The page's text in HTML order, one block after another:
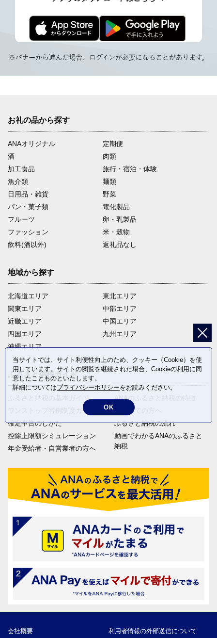
お礼の品から探す
ANAオリジナル
定期便
酒
肉類
加工食品
旅行・宿泊・体験
魚介類
麺類
日用品・雑貨
野菜
パン・菓子類
電化製品
フルーツ
卵・乳製品
ファッション
米・穀物
飲料(酒以外)
返礼品なし
地域から探す
北海道エリア
関東エリア
近畿エリア
四国エリア
沖縄エリア
東北エリア
中部エリア
中国エリア
九州エリア
ふるさと納税ガイド
ふるさと納税の基本ガイド
ワンストップ特例制度ガイド
確定申告のしかた
控除上限額シミュレーション
年金受給者・自営業者の方へ
ANAのふるさと納税の特徴
はじめての方へ
ふるさと納税の流れ
動画でわかるANAのふるさと
納税
会社概要 利用者情報の外部送信について
当サイトでは、サイト利便性向上のため、クッキー（Cookie）を使
用しています。サイトの閲覧を継続された場合、Cookieの利用に同
意したことものといたします。
詳細についてはプライバシーポリシーをお読みください。
OK